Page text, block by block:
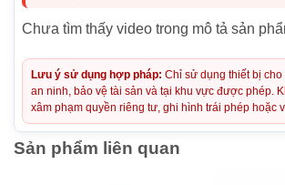
Chưa tìm thấy video trong mô tả sản
Lưu ý sử dụng hợp pháp: Chỉ sử dụng thiết bị
an ninh, bảo vệ tài sản và tại khu vực được phép.
xâm phạm quyền riêng tư, ghi hình trái phép hoặc
Sản phẩm liên quan